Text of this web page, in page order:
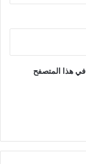
في هذا المتصفح